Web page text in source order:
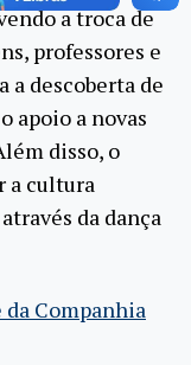
a troca de
professores e
descoberta de
apoio a novas
disso, o
a cultura
da dança
da Companhia